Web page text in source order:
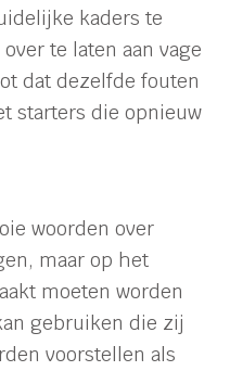
kaders te
te laten aan vage
dat dezelfde fouten
starters die opnieuw
woorden over
maar op het
moeten worden
gebruiken die zij
voorstellen als